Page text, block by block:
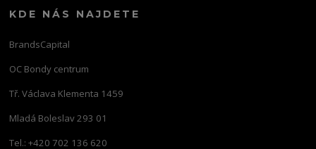
KDE NÁS NAJDETE
BrandsCapital
OC Bondy centrum
Tř. Václava Klementa 1459
Mladá Boleslav 293 01
Tel.: +420 702 136 620